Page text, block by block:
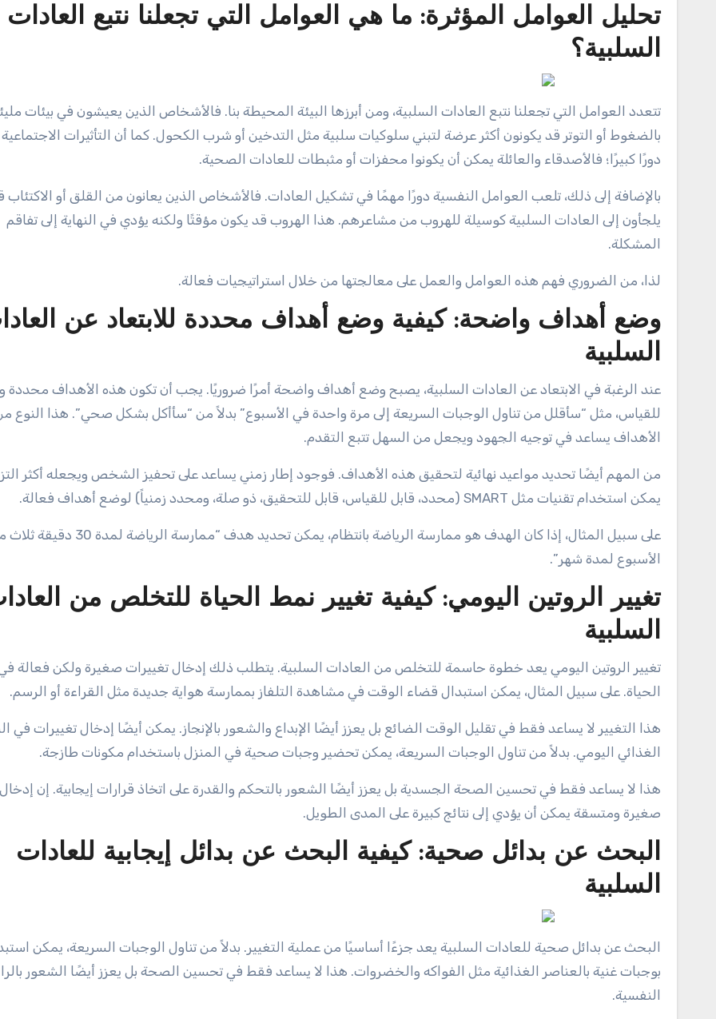
تحليل العوامل المؤثرة: ما هي العوامل التي تجعلنا نتبع العادات
السلبية؟
تتعدد العوامل التي تجعلنا نتبع العادات السلبية، ومن أبرزها البيئة المحيطة بنا. فالأشخاص الذين يعيشون في بيئات
بالضغوط أو التوتر قد يكونون أكثر عرضة لتبني سلوكيات سلبية مثل التدخين أو شرب الكحول. كما أن التأثيرات
دورًا كبيرًا؛ فالأصدقاء والعائلة يمكن أن يكونوا محفزات أو مثبطات للعادات الصحية.
بالإضافة إلى ذلك، تلعب العوامل النفسية دورًا مهمًا في تشكيل العادات. فالأشخاص الذين يعانون من القلق أو الاكتئاب
يلجأون إلى العادات السلبية كوسيلة للهروب من مشاعرهم. هذا الهروب قد يكون مؤقتًا ولكنه يؤدي في النهاية إلى تفاقم
المشكلة.
لذا، من الضروري فهم هذه العوامل والعمل على معالجتها من خلال استراتيجيات فعالة.
وضع أهداف واضحة: كيفية وضع أهداف محددة للابتعاد عن
السلبية
عند الرغبة في الابتعاد عن العادات السلبية، يصبح وضع أهداف واضحة أمرًا ضروريًا. يجب أن تكون هذه الأهداف محددة
للقياس، مثل “سأقلل من تناول الوجبات السريعة إلى مرة واحدة في الأسبوع” بدلاً من “سأأكل بشكل صحي”. هذا النوع
الأهداف يساعد في توجيه الجهود ويجعل من السهل تتبع التقدم.
من المهم أيضًا تحديد مواعيد نهائية لتحقيق هذه الأهداف. فوجود إطار زمني يساعد على تحفيز الشخص ويجعله أكثر
يمكن استخدام تقنيات مثل SMART (محدد، قابل للقياس، قابل للتحقيق، ذو صلة، ومحدد زمنياً) لوضع أهداف فعالة.
على سبيل المثال، إذا كان الهدف هو ممارسة الرياضة بانتظام، يمكن
الأسبوع لمدة شهر”.
تغيير الروتين اليومي: كيفية تغيير نمط الحياة للتخلص من
السلبية
تغيير الروتين اليومي يعد خطوة حاسمة للتخلص من العادات السلبية. يتطلب ذلك إدخال تغييرات صغيرة ولكن فعالة
الحياة. على سبيل المثال، يمكن استبدال قضاء الوقت في مشاهدة التلفاز بممارسة هواية جديدة مثل القراءة أو الرسم.
هذا التغيير لا يساعد فقط في تقليل الوقت الضائع بل يعزز أيضًا الإبداع والشعور بالإنجاز. يمكن أيضًا إدخال تغييرات في
الغذائي اليومي. بدلاً من تناول الوجبات السريعة، يمكن تحضير وجبات صحية في المنزل باستخدام مكونات طازجة.
هذا لا يساعد فقط في تحسين الصحة الجسدية بل يعزز أيضًا الشعور بالتحكم والقدرة على اتخاذ قرارات إيجابية. إن
صغيرة ومتسقة يمكن أن يؤدي إلى نتائج كبيرة على المدى الطويل.
البحث عن بدائل صحية: كيفية البحث عن بدائل إيجابية للعادات
السلبية
البحث عن بدائل صحية للعادات السلبية يعد جزءًا أساسيًا من عملية التغيير. بدلاً من تناول الوجبات السريعة، يمكن
بوجبات غنية بالعناصر الغذائية مثل الفواكه والخضروات. هذا لا يساعد فقط في تحسين الصحة بل يعزز أيضًا الشعور
النفسية.